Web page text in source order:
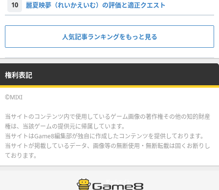
10 麗夏映夢（れいかえいむ）の評価と適正クエスト
人気記事ランキングをもっと見る
権利表記
©MIXI
当サイトのコンテンツ内で使用しているゲーム画像の著作権その他の知的財産
権は、当該ゲームの提供元に帰属しています。
当サイトはGame8編集部が独自に作成したコンテンツを提供しております。
当サイトが掲載しているデータ、画像等の無断使用・無断転載は固くお断りし
ております。